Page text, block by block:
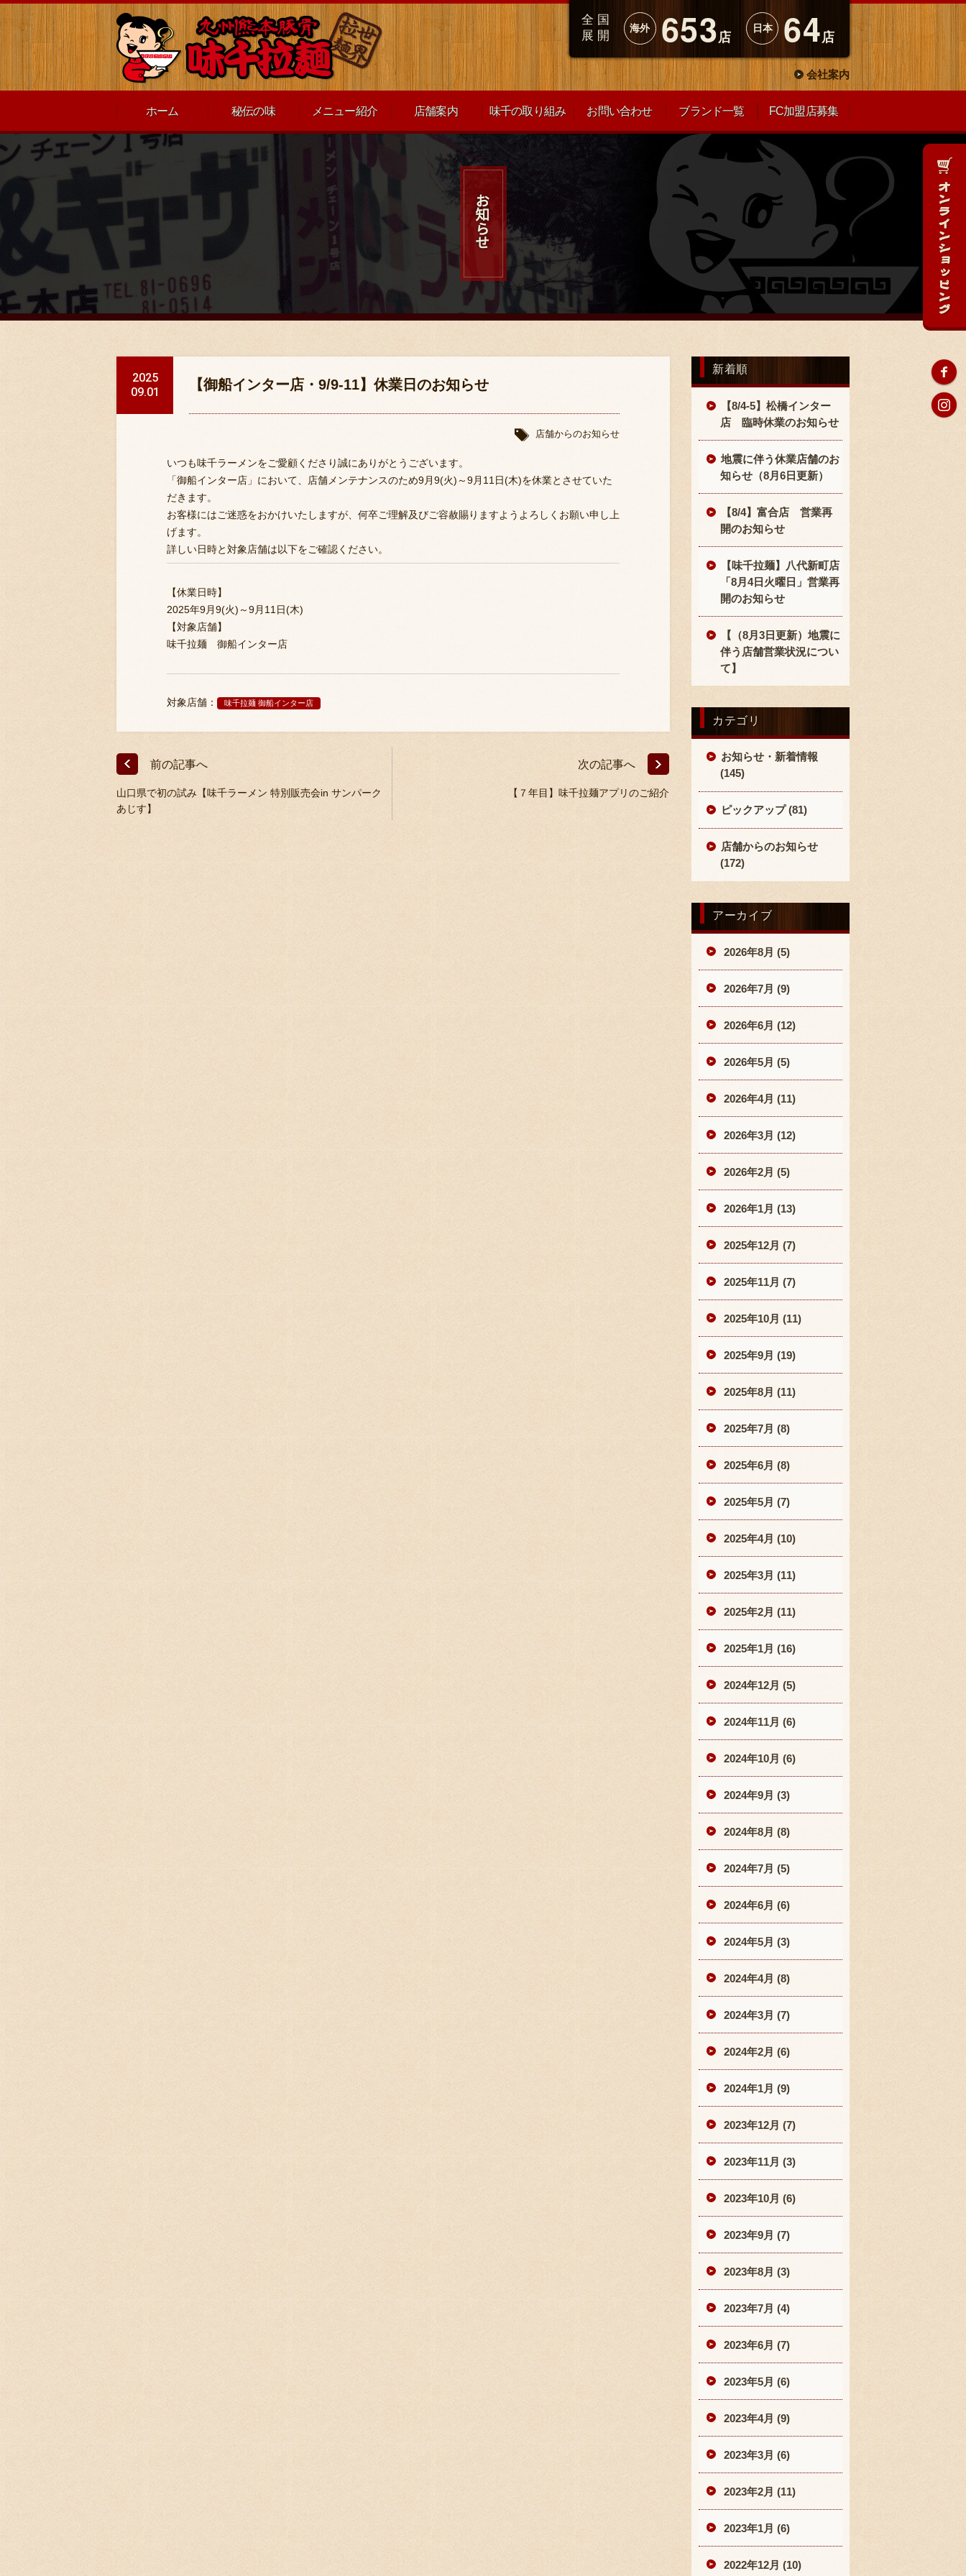
全国
展開
海外 653店
日本 64店
会社案内
ホーム 秘伝の味 メニュー紹介 店舗案内 味千の取り組み お問い合わせ ブランド一覧 FC加盟店募集
2025
09.01
【御船インター店・9/9-11】休業日のお知らせ
店舗からのお知らせ
いつも味千ラーメンをご愛顧くださり誠にありがとうございます。
「御船インター店」において、店舗メンテナンスのため9月9(火)～9月11日(木)を休業とさせていた
だきます。
お客様にはご迷惑をおかけいたしますが、何卒ご理解及びご容赦賜りますようよろしくお願い申し上
げます。
詳しい日時と対象店舗は以下をご確認ください。
【休業日時】
2025年9月9(火)～9月11日(木)
【対象店舗】
味千拉麺 御船インター店
対象店舗： 味千拉麺 御船インター店
前の記事へ
山口県で初の試み【味千ラーメン 特別販売会in サンパーク
あじす】
次の記事へ
【７年目】味千拉麺アプリのご紹介
新着順
【8/4-5】松橋インター
店 臨時休業のお知らせ
地震に伴う休業店舗のお
知らせ（8月6日更新）
【8/4】富合店 営業再
開のお知らせ
【味千拉麺】八代新町店
「8月4日火曜日」営業再
開のお知らせ
【（8月3日更新）地震に
伴う店舗営業状況につい
て】
カテゴリ
お知らせ・新着情報
(145)
ピックアップ (81)
店舗からのお知らせ
(172)
アーカイブ
2026年8月 (5)
2026年7月 (9)
2026年6月 (12)
2026年5月 (5)
2026年4月 (11)
2026年3月 (12)
2026年2月 (5)
2026年1月 (13)
2025年12月 (7)
2025年11月 (7)
2025年10月 (11)
2025年9月 (19)
2025年8月 (11)
2025年7月 (8)
2025年6月 (8)
2025年5月 (7)
2025年4月 (10)
2025年3月 (11)
2025年2月 (11)
2025年1月 (16)
2024年12月 (5)
2024年11月 (6)
2024年10月 (6)
2024年9月 (3)
2024年8月 (8)
2024年7月 (5)
2024年6月 (6)
2024年5月 (3)
2024年4月 (8)
2024年3月 (7)
2024年2月 (6)
2024年1月 (9)
2023年12月 (7)
2023年11月 (3)
2023年10月 (6)
2023年9月 (7)
2023年8月 (3)
2023年7月 (4)
2023年6月 (7)
2023年5月 (6)
2023年4月 (9)
2023年3月 (6)
2023年2月 (11)
2023年1月 (6)
2022年12月 (10)